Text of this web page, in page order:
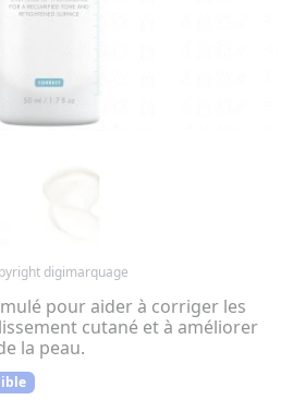
digimarquage
pour aider à corriger les
cutané et à améliorer
la peau.